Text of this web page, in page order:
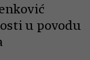
u povodu